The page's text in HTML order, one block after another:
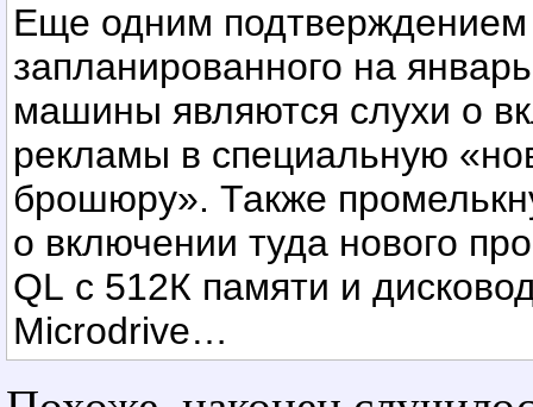
Еще одним подтверждением
запланированного на
машины являются слухи о
рекламы в специальную
брошюру». Также
о включении туда нового
QL с 512К памяти и
Microdrive…